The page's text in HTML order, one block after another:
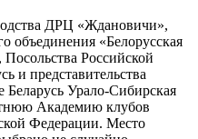
ДРЦ «Ждановичи»,
объединения «Белорусская
Российской
и представительства
Беларусь Урало-Сибирская
Академию клубов
Федерации. Место